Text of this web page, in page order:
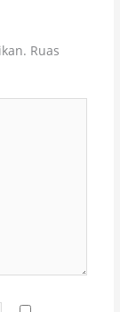
Ruas